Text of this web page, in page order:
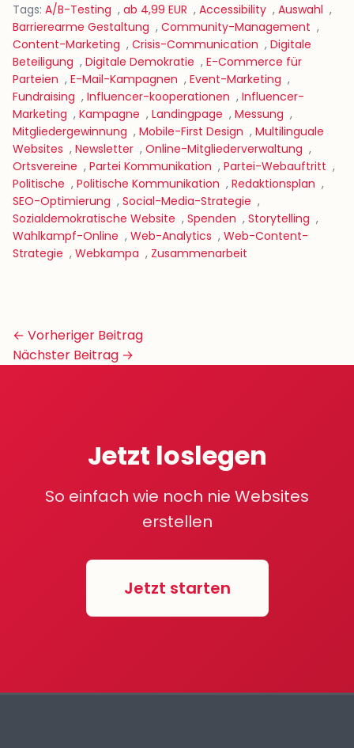
Tags: A/B-Testing , ab 4,99 EUR , Accessibility , Auswahl ,
Barrierearme Gestaltung , Community-Management ,
Content-Marketing , Crisis-Communication , Digitale
Beteiligung , Digitale Demokratie , E-Commerce für
Parteien , E-Mail-Kampagnen , Event-Marketing ,
Fundraising , Influencer-kooperationen , Influencer-
Marketing , Kampagne , Landingpage , Messung ,
Mitgliedergewinnung , Mobile-First Design , Multilinguale
Websites , Newsletter , Online-Mitgliederverwaltung ,
Ortsvereine , Partei Kommunikation , Partei-Webauftritt ,
Politische , Politische Kommunikation , Redaktionsplan ,
SEO-Optimierung , Social-Media-Strategie ,
Sozialdemokratische Website , Spenden , Storytelling ,
Wahlkampf-Online , Web-Analytics , Web-Content-
Strategie , Webkampa , Zusammenarbeit
Beitrags-
Navigation
← Vorheriger Beitrag
Nächster Beitrag →
Jetzt loslegen
So einfach wie noch nie Websites
erstellen
Jetzt starten